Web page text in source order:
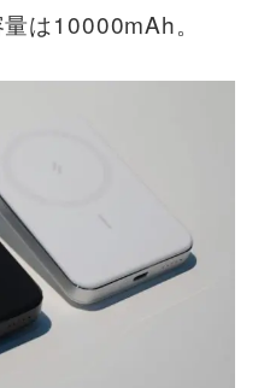
は10000mAh。